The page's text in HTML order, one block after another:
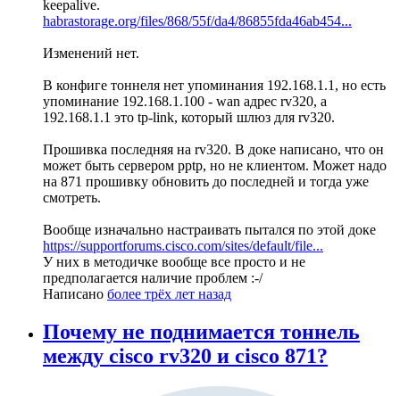
keepalive.
habrastorage.org/files/868/55f/da4/86855fda46ab454...
Изменений нет.
В конфиге тоннеля нет упоминания 192.168.1.1, но есть
упоминание 192.168.1.100 - wan адрес rv320, а
192.168.1.1 это tp-link, который шлюз для rv320.
Прошивка последняя на rv320. В доке написано, что он
может быть сервером pptp, но не клиентом. Может надо
на 871 прошивку обновить до последней и тогда уже
смотреть.
Вообще изначально настраивать пытался по этой доке
https://supportforums.cisco.com/sites/default/file...
У них в методичке вообще все просто и не
предполагается наличие проблем :-/
Написано более трёх лет назад
Почему не поднимается тоннель
между cisco rv320 и cisco 871?